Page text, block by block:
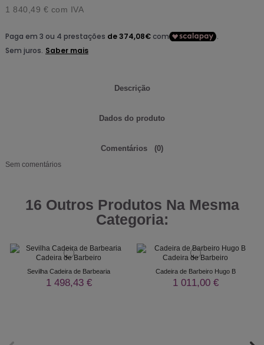
1 840,49 € com IVA
Descrição
Dados do produto
Comentários (0)
Sem comentários
16 Outros Produtos Na Mesma
Categoria:
Sevilha Cadeira de Barbearia
1 498,43 €
Cadeira de Barbeiro Hugo B
1 011,00 €